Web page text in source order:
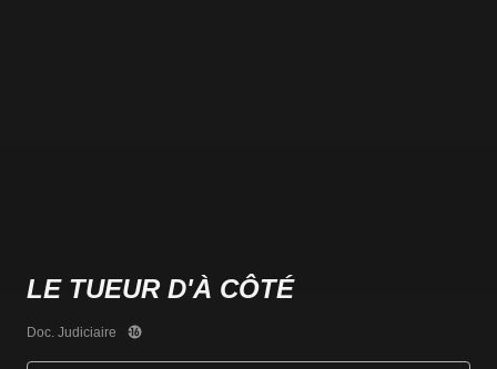
LE TUEUR D'À CÔTÉ
Doc. Judiciaire